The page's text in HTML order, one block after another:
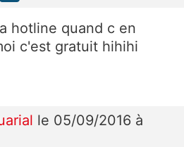
hotline quand c en
c'est gratuit hihihi
le 05/09/2016 à